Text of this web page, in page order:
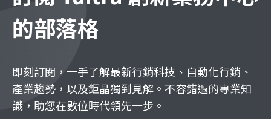
的部落格
即刻訂閱，一手了解最新行銷科技、自動化行銷、
產業趨勢，以及鉅晶獨到見解。不容錯過的專業知
識，助您在數位時代領先一步。